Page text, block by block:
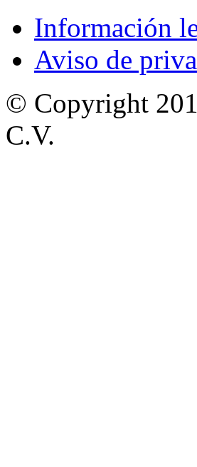
Información
Aviso de
© Copyright
C.V.